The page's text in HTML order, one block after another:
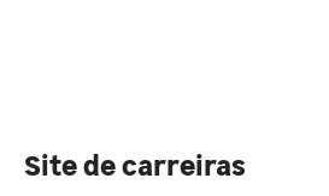
Site de carreiras